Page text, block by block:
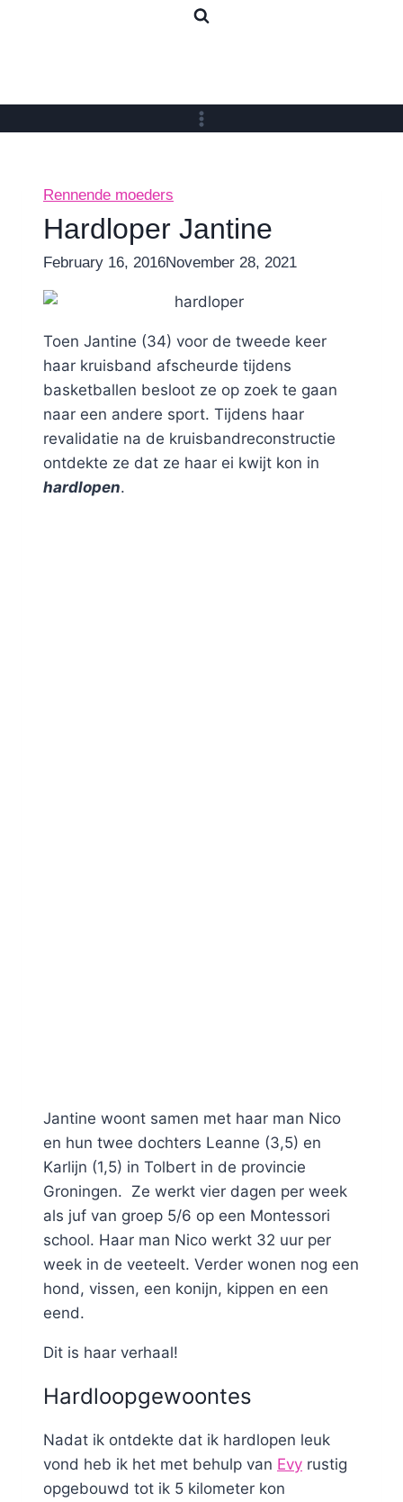
Rennende moeders
Hardloper Jantine
ByNicole
February 16, 2016November 28, 2021
Toen Jantine (34) voor de tweede keer
haar kruisband afscheurde tijdens
basketballen besloot ze op zoek te gaan
naar een andere sport. Tijdens haar
revalidatie na de kruisbandreconstructie
ontdekte ze dat ze haar ei kwijt kon in
hardlopen.
Jantine woont samen met haar man Nico
en hun twee dochters Leanne (3,5) en
Karlijn (1,5) in Tolbert in de provincie
Groningen. Ze werkt vier dagen per week
als juf van groep 5/6 op een Montessori
school. Haar man Nico werkt 32 uur per
week in de veeteelt. Verder wonen nog een
hond, vissen, een konijn, kippen en een
eend.
Dit is haar verhaal!
Hardloopgewoontes
Nadat ik ontdekte dat ik hardlopen leuk
vond heb ik het met behulp van Evy rustig
opgebouwd tot ik 5 kilometer kon